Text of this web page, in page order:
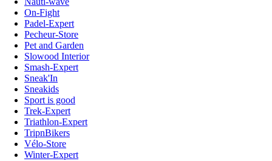
On-Fight
Padel-Expert
Pecheur-Store
Pet and Garden
Slowood Interior
Smash-Expert
Sneak'In
Sneakids
Sport is good
Trek-Expert
Triathlon-Expert
TripnBikers
Vélo-Store
Winter-Expert